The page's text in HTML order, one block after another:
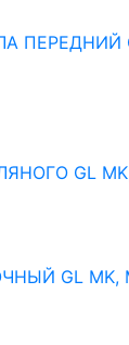
ПЕРЕДНИЙ
GL MK,
GL MK,